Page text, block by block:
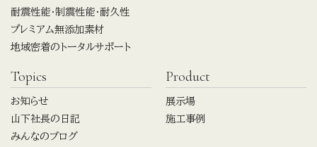
耐震性能・制震性能・耐久性
プレミアム無添加素材
地域密着のトータルサポート
Topics
お知らせ
山下社長の日記
みんなのブログ
Product
展示場
施工事例